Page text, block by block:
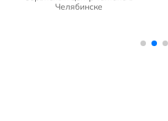
Челябинске